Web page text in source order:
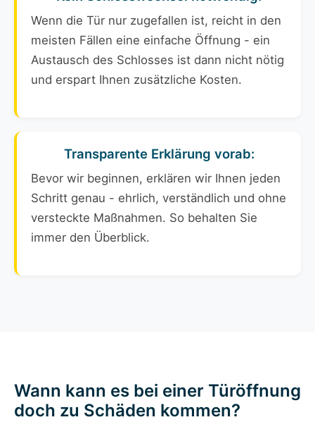
Wenn die Tür nur zugefallen ist, reicht in den
meisten Fällen eine einfache Öffnung - ein
Austausch des Schlosses ist dann nicht nötig
und erspart Ihnen zusätzliche Kosten.
Transparente Erklärung vorab:
Bevor wir beginnen, erklären wir Ihnen jeden
Schritt genau - ehrlich, verständlich und ohne
versteckte Maßnahmen. So behalten Sie
immer den Überblick.
Wann kann es bei einer Türöffnung
doch zu Schäden kommen?